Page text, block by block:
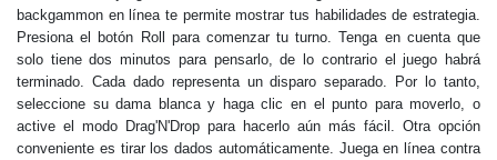
backgammon en línea te permite mostrar tus habilidades de estrategia.
Presiona el botón Roll para comenzar tu turno. Tenga en cuenta que
solo tiene dos minutos para pensarlo, de lo contrario el juego habrá
terminado. Cada dado representa un disparo separado. Por lo tanto,
seleccione su dama blanca y haga clic en el punto para moverlo, o
active el modo Drag'N'Drop para hacerlo aún más fácil. Otra opción
conveniente es tirar los dados automáticamente. Juega en línea contra